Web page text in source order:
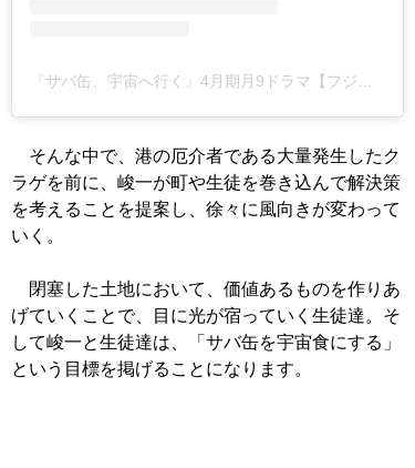
『サバ缶、宇宙へ行く』4月期月9ドラマ【フジテレビ公式】(@sabauchu_fujitv)がシェアした投稿
そんな中で、港の厄介者である大量発生したク
ラゲを前に、峻一が町や生徒を巻き込んで解決策
を考えることを提案し、徐々に風向きが変わって
いく。
閉塞した土地において、価値あるものを作りあ
げていくことで、目に光が宿っていく生徒達。そ
して峻一と生徒達は、「サバ缶を宇宙食にする」
という目標を掲げることになります。